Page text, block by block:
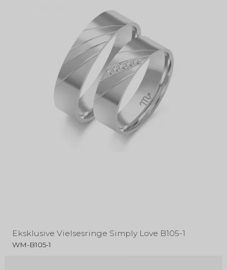
Eksklusive Vielsesringe Simply Love B105-1
WM-B105-1